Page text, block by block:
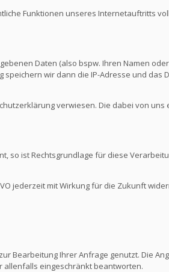
Funktionen unseres Internetauftritts
Daten (also bspw. Ihren Namen
wir dann die IP-Adresse und das
verwiesen. Die dabei von uns
so ist Rechtsgrundlage für diese
jederzeit mit Wirkung für die Zukunft
Bearbeitung Ihrer Anfrage genutzt. Die
allenfalls eingeschränkt beantworten.